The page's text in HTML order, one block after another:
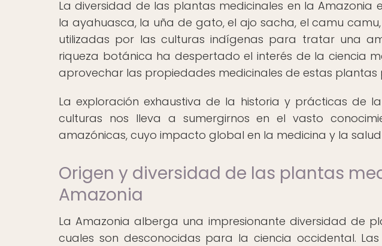
La diversidad de las plantas medicinales en la Amazonia
la ayahuasca, la uña de gato, el ajo sacha, el camu
utilizadas por las culturas indígenas para tratar una
riqueza botánica ha despertado el interés de la ciencia
aprovechar las propiedades medicinales de estas
La exploración exhaustiva de la historia y prácticas de
culturas nos lleva a sumergirnos en el vasto
amazónicas, cuyo impacto global en la medicina y la
Origen y diversidad de las plantas
Amazonia
La Amazonia alberga una impresionante diversidad de
cuales son desconocidas para la ciencia occidental.